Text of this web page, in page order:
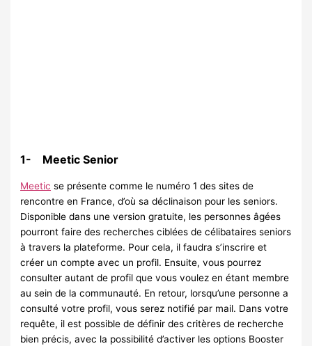
1- Meetic Senior
Meetic se présente comme le numéro 1 des sites de
rencontre en France, d’où sa déclinaison pour les seniors.
Disponible dans une version gratuite, les personnes âgées
pourront faire des recherches ciblées de célibataires seniors
à travers la plateforme. Pour cela, il faudra s’inscrire et
créer un compte avec un profil. Ensuite, vous pourrez
consulter autant de profil que vous voulez en étant membre
au sein de la communauté. En retour, lorsqu’une personne a
consulté votre profil, vous serez notifié par mail. Dans votre
requête, il est possible de définir des critères de recherche
bien précis, avec la possibilité d’activer les options Booster